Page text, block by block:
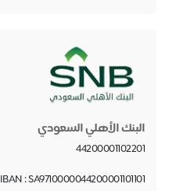
البنك الأهلي السعودي
44200001102201
IBAN : SA9710000044200001101101